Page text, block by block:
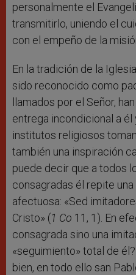
personalmente el
transmitirlo, uniendo el
con el empeño de la
En la tradición de la
sido reconocido como
llamados por el Señor,
entrega incondicional a él
institutos religiosos
también una inspiración
puede decir que a todos
consagradas él repite
afectuosa: «Sed
Cristo» (1 Co 11, 1). En
consagrada sino una
«seguimiento» total de
bien, en todo ello san